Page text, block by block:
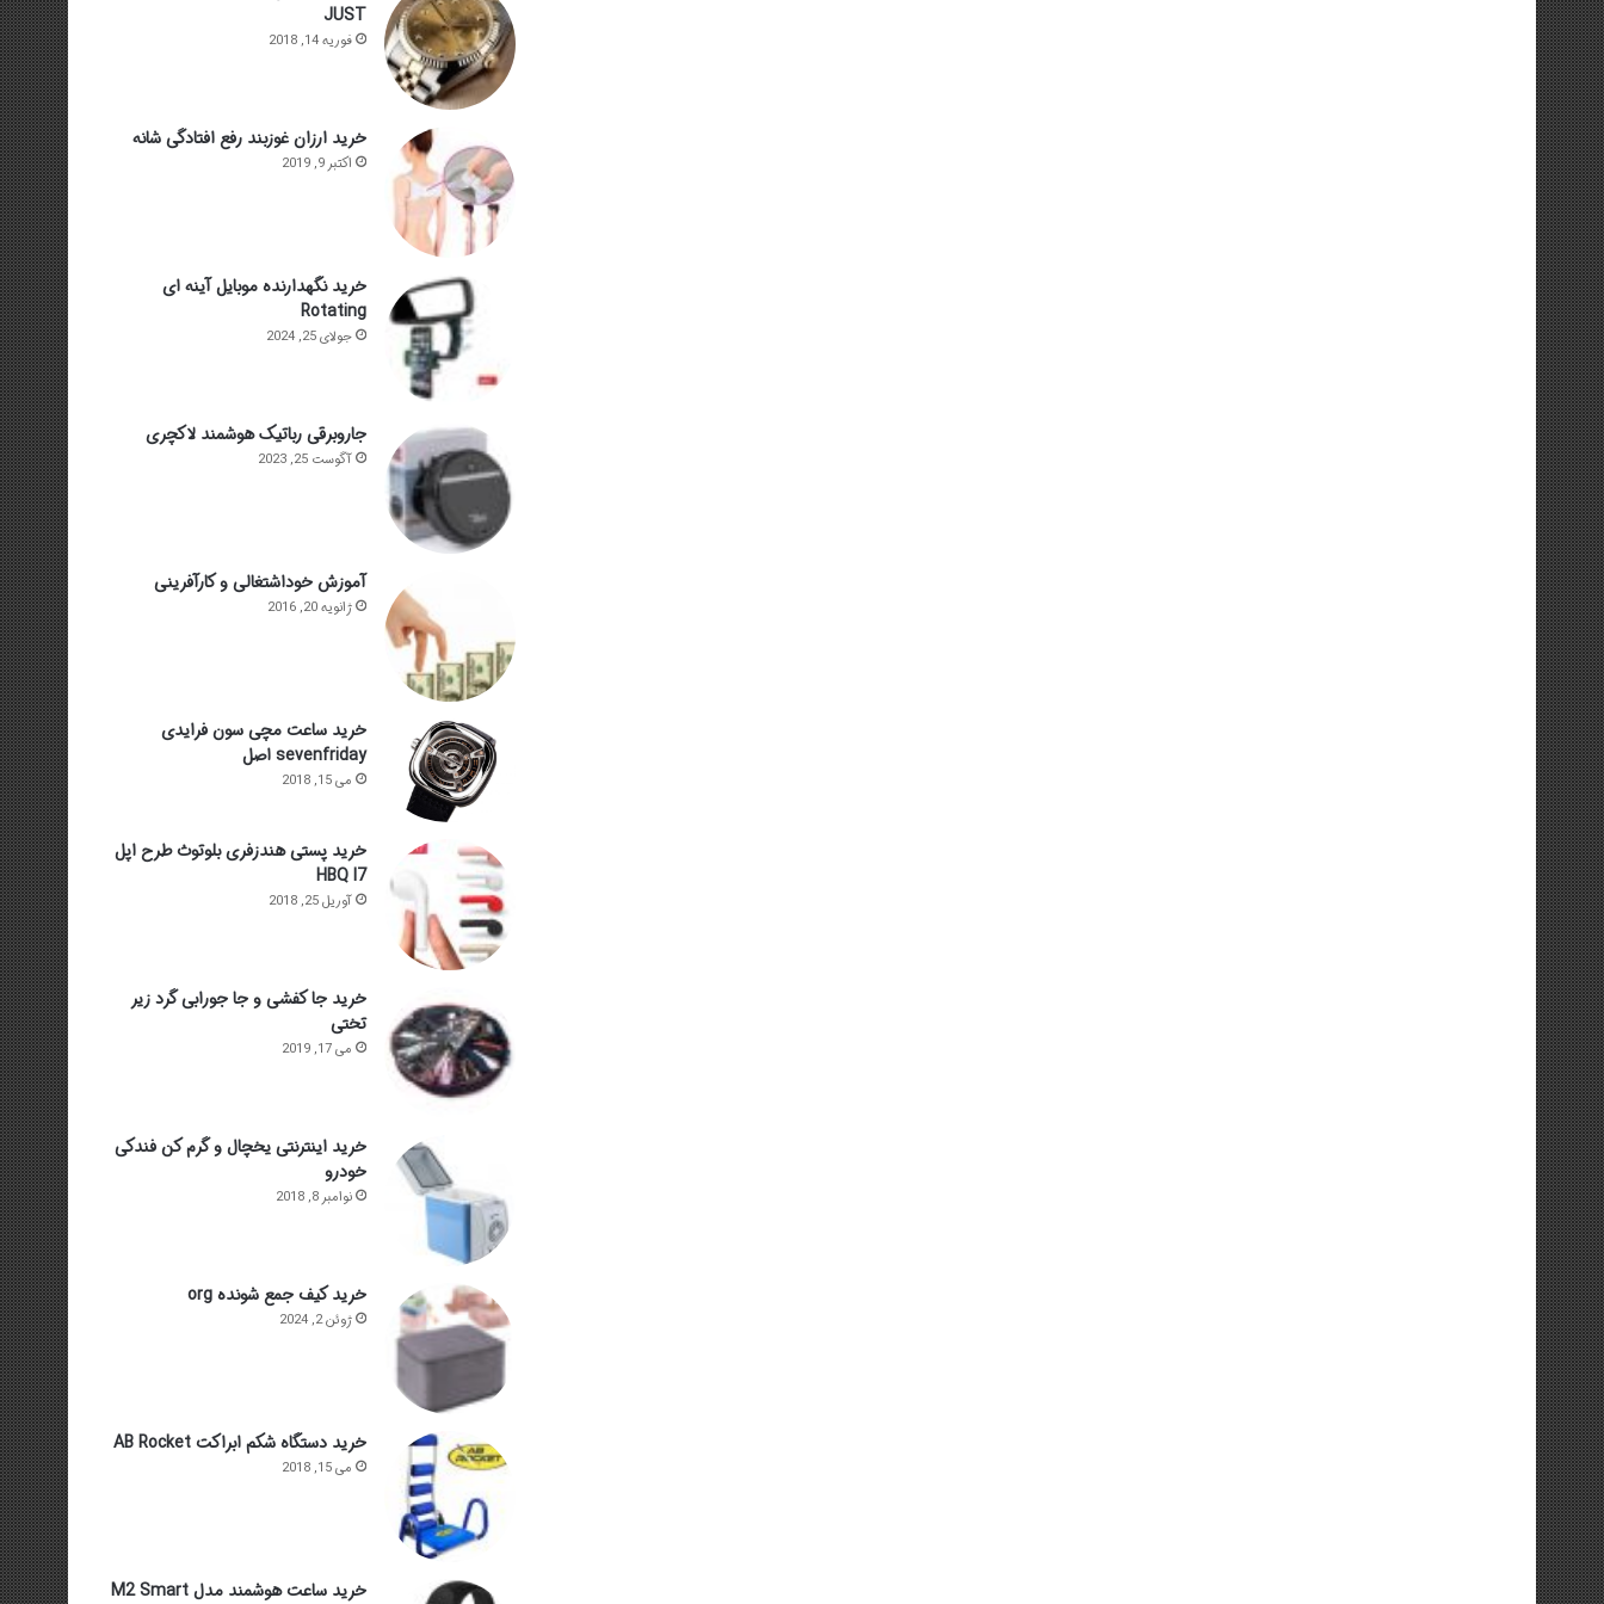
JUST
فوریه 14, 2018
خرید ارزان غوزبند رفع افتادگی شانه
اکتبر 9, 2019
خرید نگهدارنده موبایل آینه ای
Rotating
جولای 25, 2024
جاروبرقی رباتیک هوشمند لاکچری
آگوست 25, 2023
آموزش خوداشتغالی و کارآفرینی
ژانویه 20, 2016
خرید ساعت مچی سون فرایدی
sevenfriday اصل
می 15, 2018
خرید پستی هندزفری بلوتوث طرح اپل
HBQ I7
آوریل 25, 2018
خرید جا کفشی و جا جورابی گرد زیر
تختی
می 17, 2019
خرید اینترنتی یخچال و گرم کن فندکی
خودرو
نوامبر 8, 2018
خرید کیف جمع شونده org
ژوئن 2, 2024
خرید دستگاه شکم ابراکت AB Rocket
می 15, 2018
خرید ساعت هوشمند مدل M2 Smart